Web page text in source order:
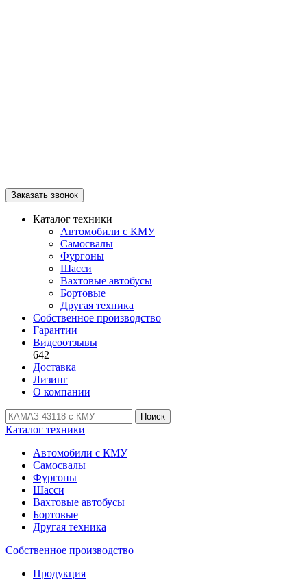
Заказать звонок
Каталог техники
Автомобили с КМУ
Самосвалы
Фургоны
Шасси
Вахтовые автобусы
Бортовые
Другая техника
Собственное производство
Гарантии
Видеоотзывы
642
Доставка
Лизинг
О компании
Поиск
Каталог техники
Автомобили с КМУ
Самосвалы
Фургоны
Шасси
Вахтовые автобусы
Бортовые
Другая техника
Собственное производство
Продукция